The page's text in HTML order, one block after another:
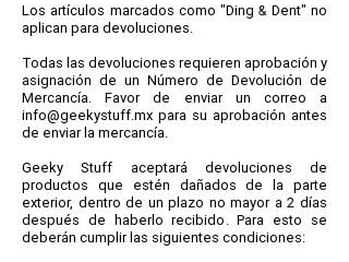
Los artículos marcados como "Ding & Dent" no
aplican para devoluciones.
Todas las devoluciones requieren aprobación y
asignación de un Número de Devolución de
Mercancía. Favor de enviar un correo a
info@geekystuff.mx para su aprobación antes
de enviar la mercancía.
Geeky Stuff aceptará devoluciones de
productos que estén dañados de la parte
exterior, dentro de un plazo no mayor a 2 días
después de haberlo recibido . Para esto se
deberán cumplir las siguientes condiciones: